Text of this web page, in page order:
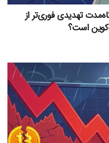
تهدیدی فوری‌تر از
است؟